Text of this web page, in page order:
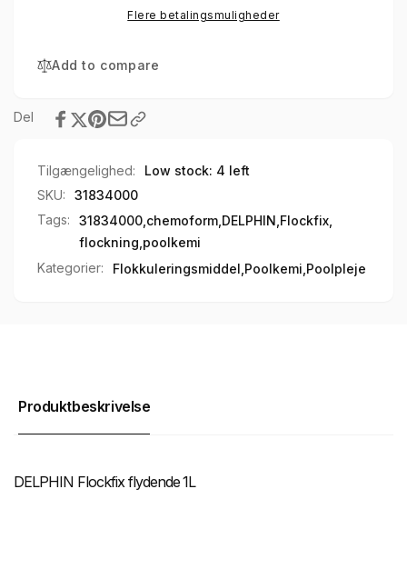
Flere betalingsmuligheder
Add to compare
Del
Tilgængelighed:
Low stock: 4 left
SKU:
31834000
Tags:
31834000 chemoform DELPHIN Flockfix
flockning poolkemi
Kategorier:
Flokkuleringsmiddel, Poolkemi, Poolpleje
Produktbeskrivelse
DELPHIN Flockfix flydende 1L